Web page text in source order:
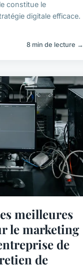
constitue le
digitale efficace.
8 min de lecture →
meilleures
le marketing
de
de